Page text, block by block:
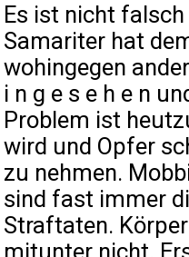
Es ist nicht falsch
Samariter hat
wohingegen
i n g e s e h e n
Problem ist
wird und Opfer
zu nehmen.
sind fast immer
Straftaten.
mitunter nicht.